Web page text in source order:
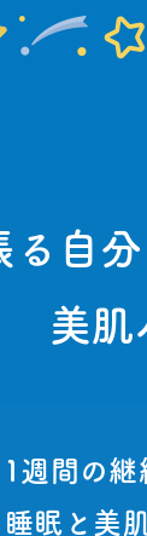
自
美肌
週間の継
睡眠と美